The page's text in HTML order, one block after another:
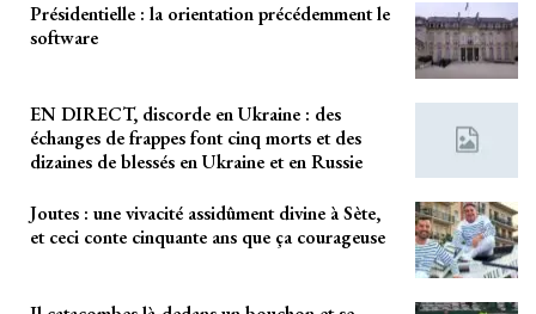
Présidentielle : la orientation précédemment le
software
EN DIRECT, discorde en Ukraine : des
échanges de frappes font cinq morts et des
dizaines de blessés en Ukraine et en Russie
Joutes : une vivacité assidûment divine à Sète,
et ceci conte cinquante ans que ça courageuse